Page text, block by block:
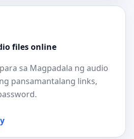
files online
sa Magpadala ng audio
pansamantalang links,